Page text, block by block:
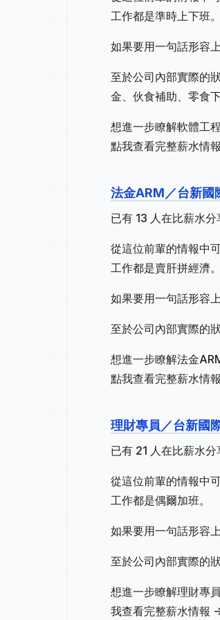
工作都是準時上下班。
如果要用一句話形容
至於公司內部實際的
金、伙食補助、零食
想進一步瞭解軟體工
點我查看完整薪水情
法金ARM／台新國
已有 13 人在比薪水分
從這位前輩的情報中
工作都是賣肝拼經濟。
如果要用一句話形容
至於公司內部實際的
想進一步瞭解法金
點我查看完整薪水情
理財專員／台新國
已有 21 人在比薪水分
從這位前輩的情報中
工作都是偶爾加班。
如果要用一句話形容
至於公司內部實際的
想進一步瞭解理財專
我查看完整薪水情報 -